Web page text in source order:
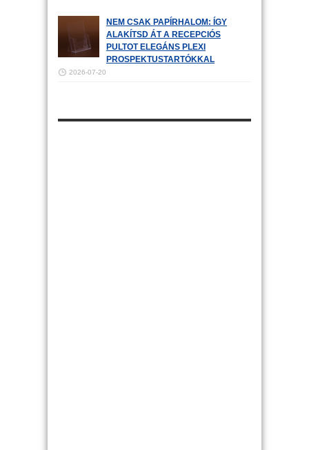
NEM CSAK PAPÍRHALOM: ÍGY
ALAKÍTSD ÁT A RECEPCIÓS
PULTOT ELEGÁNS PLEXI
PROSPEKTUSTARTÓKKAL
2026-07-20